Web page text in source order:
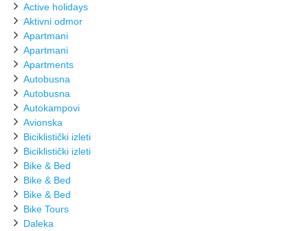
Active holidays
Aktivni odmor
Apartmani
Apartmani
Apartments
Autobusna
Autobusna
Autokampovi
Avionska
Biciklistički izleti
Biciklistički izleti
Bike & Bed
Bike & Bed
Bike & Bed
Bike Tours
Daleka